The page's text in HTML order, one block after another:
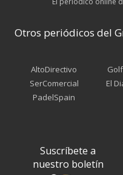
Otros periódicos del
AltoDirectivo
SerComercial
PadelSpain
El
Suscríbete a
nuestro boletín